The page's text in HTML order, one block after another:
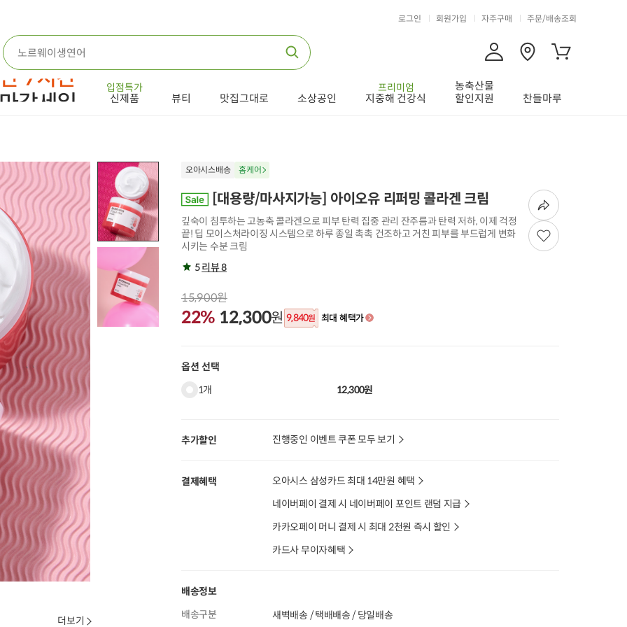
로그인 회원가입 자주구매 주문/배송조회
입점특가
신제품 뷰티 맛집그대로 소상공인
프리미엄
지중해 건강식
농축산물
할인지원
찬들마루
더보기
오아시스배송 홈케어
[대용량/마사지가능] 아이오유 리퍼밍 콜라겐 크림
깊숙이 침투하는 고농축 콜라겐으로 피부 탄력 집중 관리 잔주름과 탄력 저하, 이제 걱정
끝! 딥 모이스처라이징 시스템으로 하루 종일 촉촉 건조하고 거친 피부를 부드럽게 변화
시키는 수분 크림
5리뷰 8
15,900원
22% 12,300원 9,840원 최대 혜택가
옵션 선택
1개
12,300원
추가할인 진행중인 이벤트 쿠폰 모두 보기
결제혜택
오아시스 삼성카드 최대 14만원 혜택
네이버페이 결제 시 네이버페이 포인트 랜덤 지급
카카오페이 머니 결제 시 최대 2천원 즉시 할인
카드사 무이자혜택
배송정보
배송구분
새벽배송 / 택배배송 / 당일배송